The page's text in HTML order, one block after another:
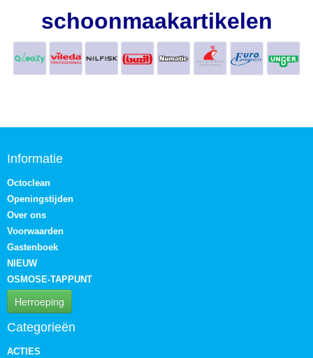
schoonmaakartikelen
Informatie
Octoclean
Openingstijden
Over ons
Voorwaarden
Gastenboek
NIEUW
OSMOSE-TAPPUNT
Herroeping
Categorieën
ACTIES